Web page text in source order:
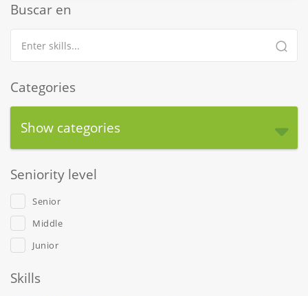
Buscar en
Categories
Show categories
Seniority level
Senior
Middle
Junior
Skills